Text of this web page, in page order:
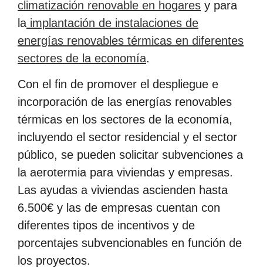
climatización renovable en hogares y para
la implantación de instalaciones de
energías renovables térmicas en diferentes
sectores de la economía.
Con el fin de promover el despliegue e
incorporación de las energías renovables
térmicas en los sectores de la economía,
incluyendo el sector residencial y el sector
público, se pueden solicitar subvenciones a
la aerotermia para viviendas y empresas.
Las ayudas a viviendas ascienden hasta
6.500€ y las de empresas cuentan con
diferentes tipos de incentivos y de
porcentajes subvencionables en función de
los proyectos.